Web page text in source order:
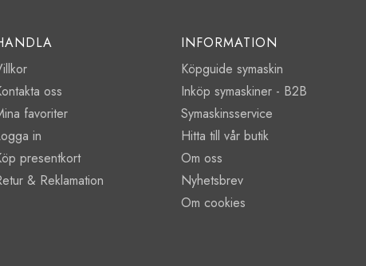
oss
favoriter
in
presentkort
& Reklamation
INFORMATION
Köpguide symaskin
Inköp symaskiner - B2B
Symaskinsservice
Hitta till vår butik
Om oss
Nyhetsbrev
Om cookies